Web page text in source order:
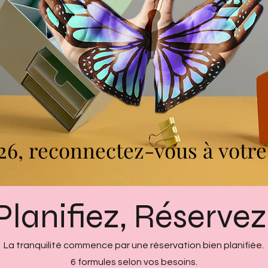
reconnectez-vous à
reconnectez-vous à
La tranquilité commence par une réservation bien planifiée.
6 formules selon vos besoins.